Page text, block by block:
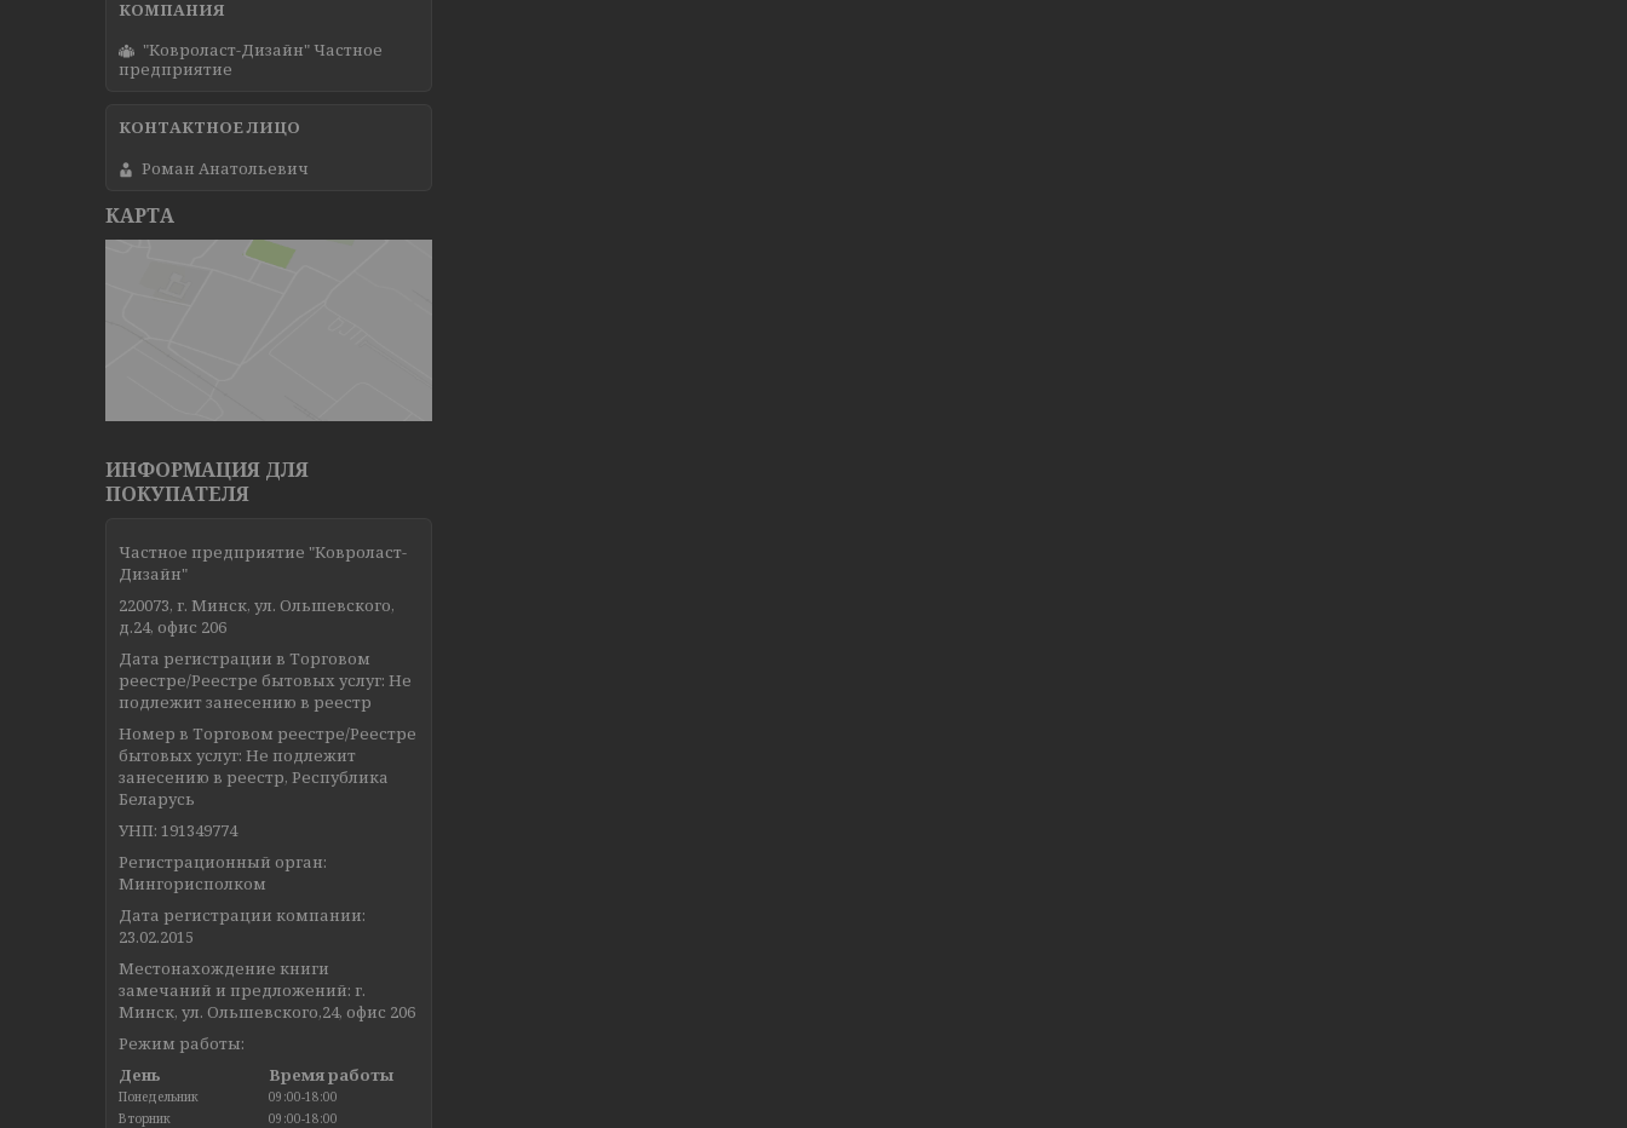
"Ковроласт-Дизайн" Частное
предприятие
Роман Анатольевич
КАРТА
ИНФОРМАЦИЯ ДЛЯ
ПОКУПАТЕЛЯ
Частное предприятие "Ковроласт-
Дизайн"
220073, г. Минск, ул. Ольшевского,
д.24, офис 206
Дата регистрации в Торговом
реестре/Реестре бытовых услуг: Не
подлежит занесению в реестр
Номер в Торговом реестре/Реестре
бытовых услуг: Не подлежит
занесению в реестр, Республика
Беларусь
УНП: 191349774
Регистрационный орган:
Мингорисполком
Дата регистрации компании:
23.02.2015
Местонахождение книги
замечаний и предложений: г.
Минск, ул. Ольшевского,24, офис 206
Режим работы:
День
Время работы
Понедельник
09:00-18:00
Вторник
09:00-18:00